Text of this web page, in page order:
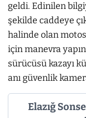
geldi. Edinilen
şekilde caddeye
halinde olan
için manevra
sürücüsü kazayı
anı güvenlik
Elazığ